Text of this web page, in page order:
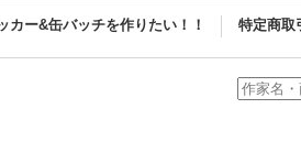
カー&缶バッチを作りたい！！ 特定商取